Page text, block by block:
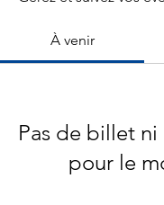
À venir
Pas de billet
pour le